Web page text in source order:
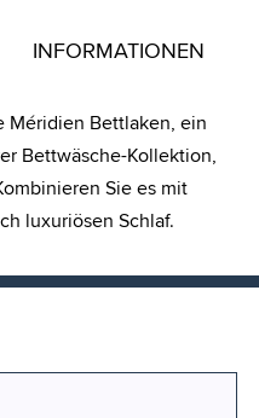
INFORMATIONEN
Méridien Bettlaken, ein
Bettwäsche-Kollektion,
Sie es mit
luxuriösen Schlaf.